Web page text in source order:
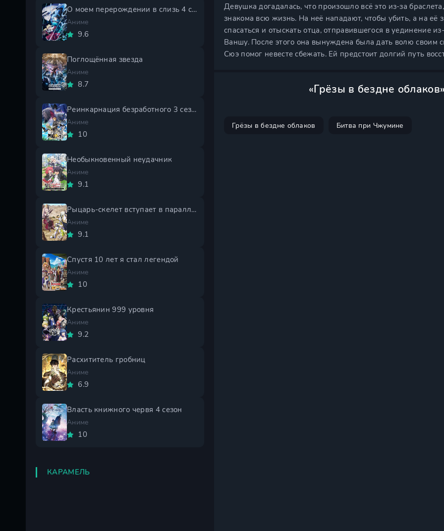
Девушка догадалась, что произошло всё это из-за
знакома всю жизнь. На неё нападают, чтобы убить, а на её
спасаться и отыскать отца, отправившегося в уединение
Ваншу. После этого она вынуждена была дать волю своим
Сюэ помог невесте сбежать. Ей предстоит долгий путь
«Грёзы в бездне
Грёзы в бездне облаков Битва при Чжумине
О моем перерождении в слизь 4 сезон
Аниме
9.6
Поглощённая звезда
Аниме
8.7
Реинкарнация безработного 3 сезон
Аниме
10
Необыкновенный неудачник
Аниме
9.1
Рыцарь-скелет вступает в параллельный мир 2 сезон
Аниме
9.1
Спустя 10 лет я стал легендой
Аниме
10
Крестьянин 999 уровня
Аниме
9.2
Расхититель гробниц
Аниме
6.9
Власть книжного червя 4 сезон
Аниме
10
КАРАМЕЛЬ